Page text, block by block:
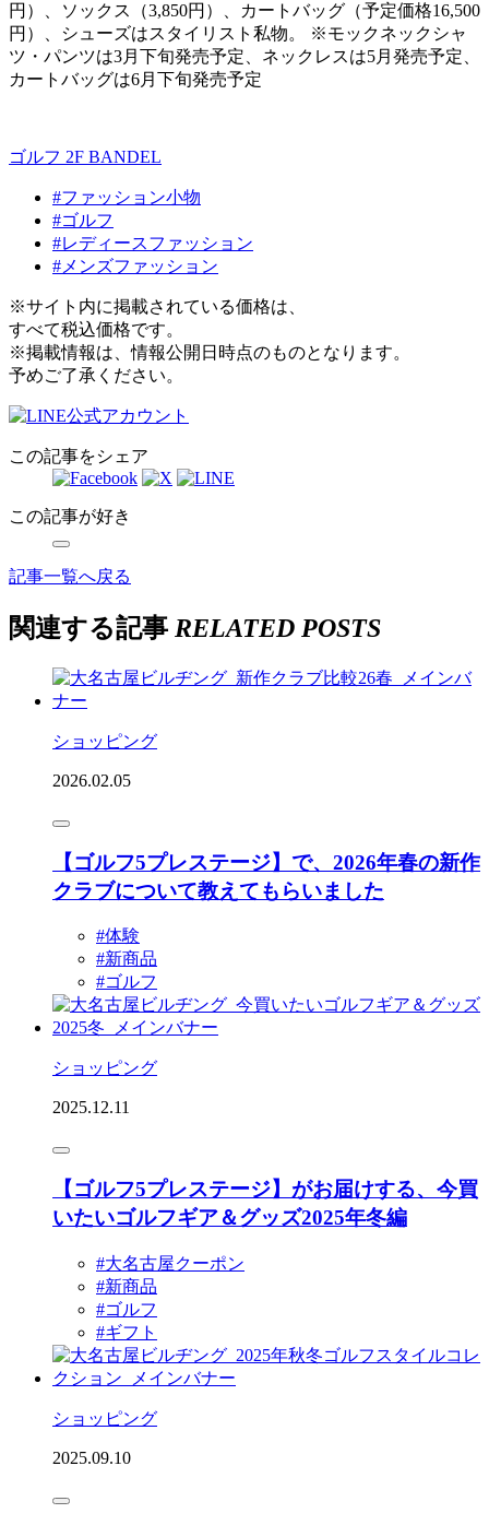
円）、ソックス（3,850円）、カートバッグ（予定価格16,500
円）、シューズはスタイリスト私物。 ※モックネックシャ
ツ・パンツは3月下旬発売予定、ネックレスは5月発売予定、
カートバッグは6月下旬発売予定
ゴルフ 2F BANDEL
#ファッション小物
#ゴルフ
#レディースファッション
#メンズファッション
※サイト内に掲載されている価格は、
すべて税込価格です。
※掲載情報は、情報公開日時点のものとなります。
予めご了承ください。
この記事をシェア
この記事が好き
記事一覧へ戻る
関連する記事 RELATED POSTS
ショッピング
2026.02.05
【ゴルフ5プレステージ】で、2026年春の新作
クラブについて教えてもらいました
#体験
#新商品
#ゴルフ
ショッピング
2025.12.11
【ゴルフ5プレステージ】がお届けする、今買
いたいゴルフギア＆グッズ2025年冬編
#大名古屋クーポン
#新商品
#ゴルフ
#ギフト
ショッピング
2025.09.10